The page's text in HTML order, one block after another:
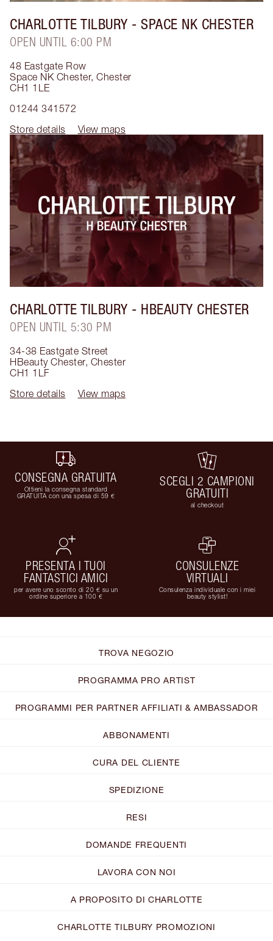
CHARLOTTE TILBURY - SPACE NK CHESTER
OPEN UNTIL 6:00 PM
48 Eastgate Row
Space NK Chester, Chester
CH1 1LE
01244 341572
Store details
View maps
CHARLOTTE TILBURY - HBEAUTY CHESTER
OPEN UNTIL 5:30 PM
34-38 Eastgate Street
HBeauty Chester, Chester
CH1 1LF
Store details
View maps
CONSEGNA GRATUITA
Ottieni la consegna standard
GRATUITA con una spesa di 59 €
SCEGLI 2 CAMPIONI
GRATUITI
al checkout
PRESENTA I TUOI
FANTASTICI AMICI
per avere uno sconto di 20 € su un
ordine superiore a 100 €
CONSULENZE
VIRTUALI
Consulenza individuale con i miei
beauty stylist!
TROVA NEGOZIO
PROGRAMMA PRO ARTIST
PROGRAMMI PER PARTNER AFFILIATI & AMBASSADOR
ABBONAMENTI
CURA DEL CLIENTE
SPEDIZIONE
RESI
DOMANDE FREQUENTI
LAVORA CON NOI
A PROPOSITO DI CHARLOTTE
CHARLOTTE TILBURY PROMOZIONI